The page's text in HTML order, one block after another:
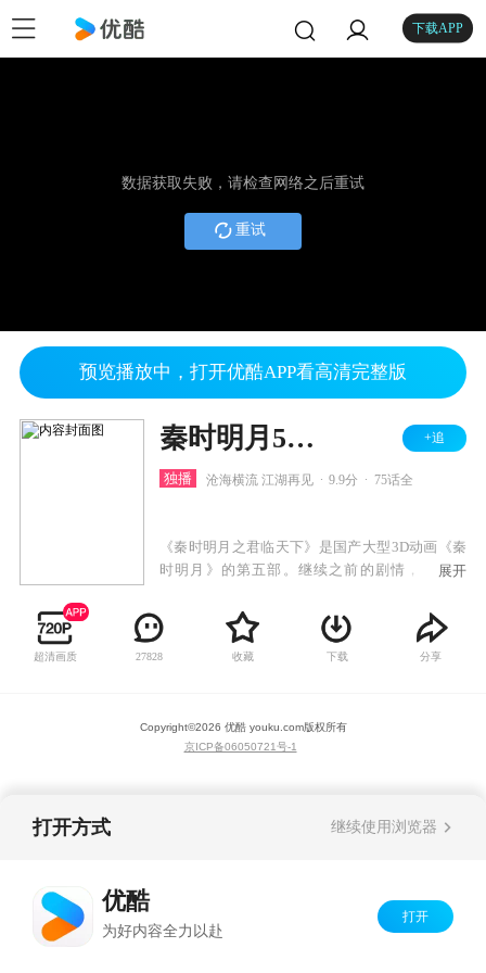
下载APP
数据获取失败，请检查网络之后重试
重试
预览播放中，打开优酷APP看高清完整版
秦时明月5君临天下 +追
独播 沧海横流 江湖再见 9.9分 75话全
《秦时明月之君临天下》是国产大型3D动画《秦
时明月》的第五部。继续之前的剧情，第五部
儒、蜃楼东渡……等一系列历史故事。
展开
超清画质 27828 收藏 下载 分享
Copyright©2026 优酷 youku.com版权所有
京ICP备06050721号-1
打开方式 继续使用浏览器
优酷
为好内容全力以赴
打开